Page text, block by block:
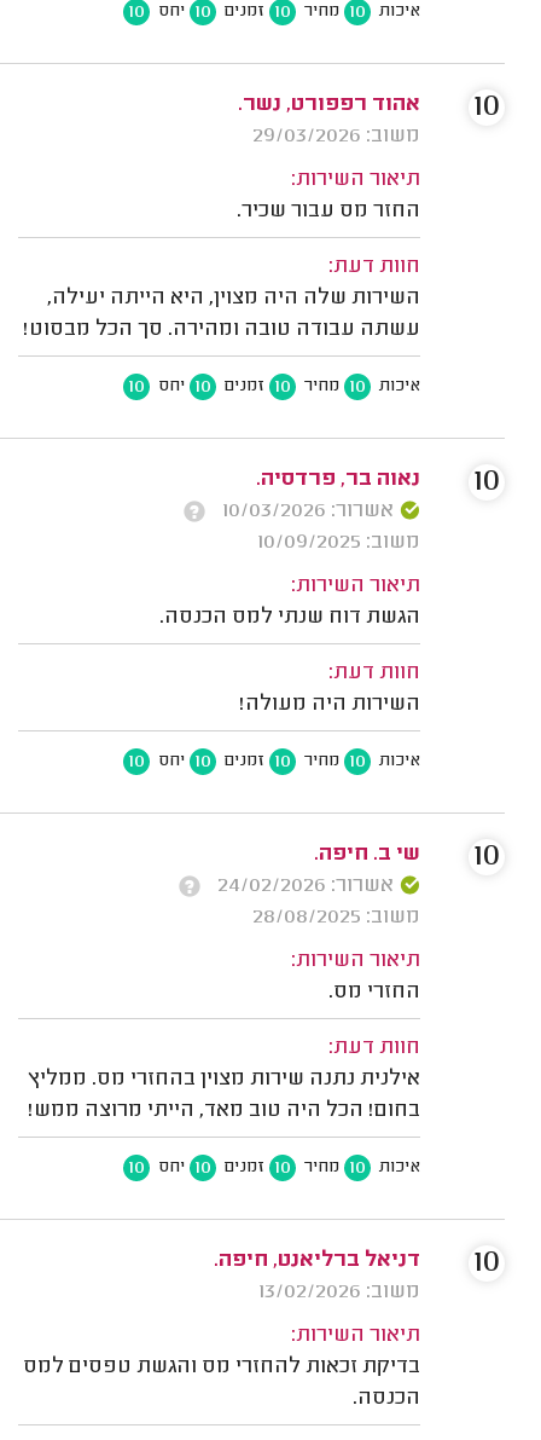
איכות 10 מחיר 10 זמנים 10 יחס 10
אהוד רפפורט, נשר.
משוב: 29/03/2026
תיאור השירות:
החזר מס עבור שכיר.
חוות דעת:
השירות שלה היה מצוין, היא הייתה יעילה,
עשתה עבודה טובה ומהירה. סך הכל מבסוט!
איכות 10 מחיר 10 זמנים 10 יחס 10
10
נאוה בר, פרדסיה.
אשרור: 10/03/2026
משוב: 10/09/2025
תיאור השירות:
הגשת דוח שנתי למס הכנסה.
חוות דעת:
השירות היה מעולה!
איכות 10 מחיר 10 זמנים 10 יחס 10
10
שי ב. חיפה.
אשרור: 24/02/2026
משוב: 28/08/2025
תיאור השירות:
החזרי מס.
חוות דעת:
אילנית נתנה שירות מצוין בהחזרי מס. ממליץ
בחום! הכל היה טוב מאד, הייתי מרוצה ממש!
איכות 10 מחיר 10 זמנים 10 יחס 10
10
דניאל ברליאנט, חיפה.
משוב: 13/02/2026
תיאור השירות:
בדיקת זכאות להחזרי מס והגשת טפסים למס
הכנסה.
10